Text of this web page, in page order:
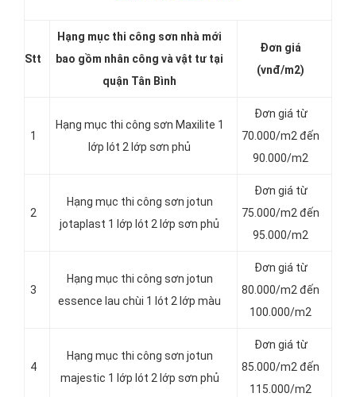
Stt
Hạng mục thi công sơn nhà mới
bao gồm nhân công và vật tư tại
quận Tân Bình
Đơn giá
(vnđ/m2)
1
Hạng mục thi công sơn Maxilite 1
lớp lót 2 lớp sơn phủ
Đơn giá từ
70.000/m2 đến
90.000/m2
2
Hạng mục thi công sơn jotun
jotaplast 1 lớp lót 2 lớp sơn phủ
Đơn giá từ
75.000/m2 đến
95.000/m2
3
Hạng mục thi công sơn jotun
essence lau chùi 1 lót 2 lớp màu
Đơn giá từ
80.000/m2 đến
100.000/m2
4
Hạng mục thi công sơn jotun
majestic 1 lớp lót 2 lớp sơn phủ
Đơn giá từ
85.000/m2 đến
115.000/m2